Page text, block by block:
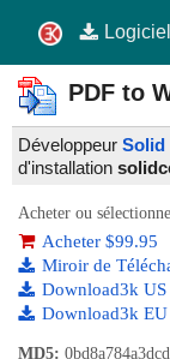
PDF to
Développeur Solid
d'installation
Acheter ou
Acheter $99.95
Miroir de
Download3k US
Download3k EU
MD5: